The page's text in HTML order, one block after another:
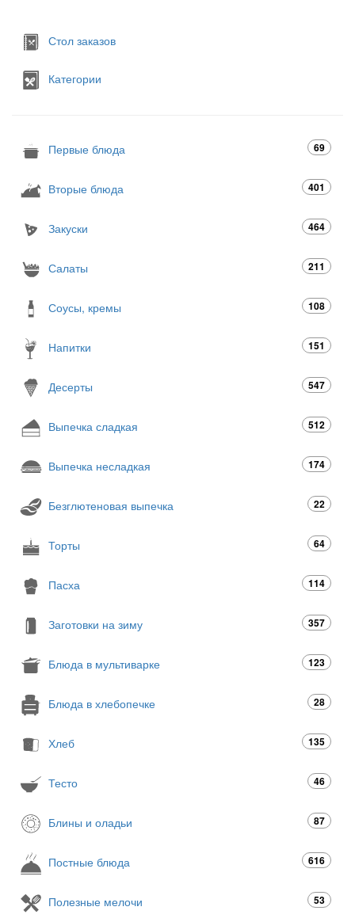
Стол заказов
Категории
Первые блюда 69
Вторые блюда 401
Закуски 464
Салаты 211
Соусы, кремы 108
Напитки 151
Десерты 547
Выпечка сладкая 512
Выпечка несладкая 174
Безглютеновая выпечка 22
Торты 64
Пасха 114
Заготовки на зиму 357
Блюда в мультиварке 123
Блюда в хлебопечке 28
Хлеб 135
Тесто 46
Блины и оладьи 87
Постные блюда 616
Полезные мелочи 53